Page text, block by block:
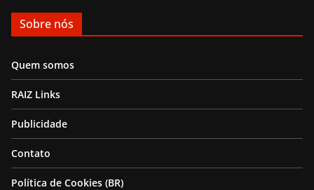
Sobre nós
Quem somos
RAIZ Links
Publicidade
Contato
Política de Cookies (BR)